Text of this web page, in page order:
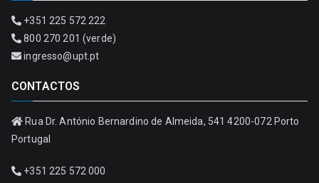
+351 225 572 222
800 270 201 (verde)
ingresso@upt.pt
CONTACTOS
Rua Dr. António Bernardino de Almeida, 541 4200-072 Porto
Portugal
+351 225 572 000